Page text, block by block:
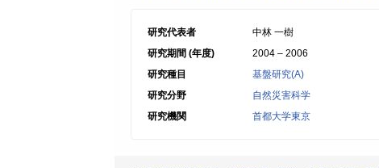
研究代表者
中林 一樹
研究期間 (年度)
2004 – 2006
研究種目
基盤研究(A)
研究分野
自然災害科学
研究機関
首都大学東京